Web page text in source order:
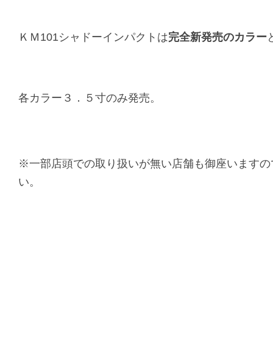
ＫＭ101シャドーインパクトは完全新発売のカラー
各カラー３．５寸のみ発売。
※一部店頭での取り扱いが無い店舗も御座います
い。